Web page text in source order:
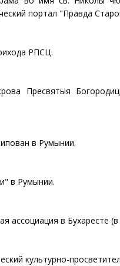
портал "Правда
РПСЦ.
Пресвятыя
в Румынии.
в Румынии.
ассоциация в Бухаресте
культурно-